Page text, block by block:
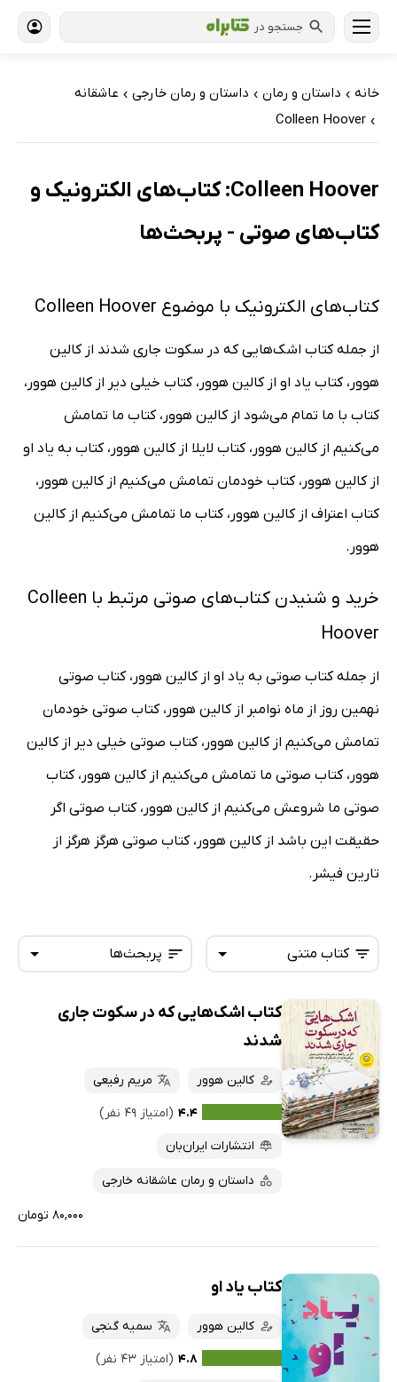
جستجو در
خانه › داستان و رمان › داستان و رمان خارجی › عاشقانه
›
Colleen Hoover
Colleen Hoover: کتاب‌های الکترونیک و
کتاب‌های صوتی - پربحث‌ها
کتاب‌های الکترونیک با موضوع Colleen Hoover
از جمله کتاب اشک‌هایی که در سکوت جاری شدند از کالین
هوور، کتاب یاد او از کالین هوور، کتاب خیلی دیر از کالین هوور،
کتاب با ما تمام می‌شود از کالین هوور، کتاب ما تمامش
می‌کنیم از کالین هوور، کتاب لایلا از کالین هوور، کتاب به یاد او
از کالین هوور، کتاب خودمان تمامش می‌کنیم از کالین هوور،
کتاب اعتراف از کالین هوور، کتاب ما تمامش می‌کنیم از کالین
هوور.
خرید و شنیدن کتاب‌های صوتی مرتبط با Colleen
Hoover
از جمله کتاب صوتی به یاد او از کالین هوور، کتاب صوتی
نهمین روز از ماه نوامبر از کالین هوور، کتاب صوتی خودمان
تمامش می‌کنیم از کالین هوور، کتاب صوتی خیلی دیر از کالین
هوور، کتاب صوتی ما تمامش می‌کنیم از کالین هوور، کتاب
صوتی ما شروعش می‌کنیم از کالین هوور، کتاب صوتی اگر
حقیقت این باشد از کالین هوور، کتاب صوتی هرگز هرگز از
تارین فیشر.
پربحث‌ها
تازه‌ها
پرفروش‌ها
پربحث‌ها
ارزان ترین‌ها
کتاب متنی
همه کتاب‌ها
کتاب‌های صوتی
کتاب‌های متنی
کتاب اشک‌هایی که در سکوت جاری
شدند
کالین هوور
مریم رفیعی
۴.۴ (امتیاز ۴۹ نفر)
انتشارات ایران‌بان
داستان و رمان عاشقانه خارجی
۸۰,۰۰۰ تومان
کتاب یاد او
کالین هوور
سمیه گنجی
۴.۸ (امتیاز ۴۳ نفر)